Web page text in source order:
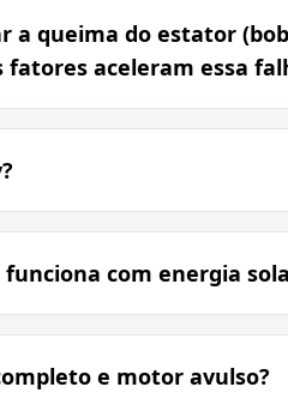
a queima do estator
aceleram essa
com energia
e motor avulso?